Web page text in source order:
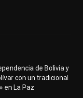
de Bolivia y
con un tradicional
en La Paz